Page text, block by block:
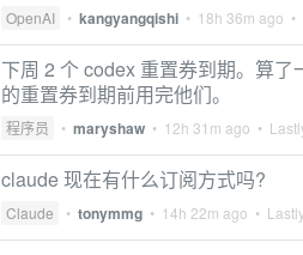
OpenAI • kangyangqishi • 18h 36m ago
下周 2 个 codex 重置券到期。算
的重置券到期前用完他们。
程序员 • maryshaw • 12h 31m ago •
claude 现在有什么订阅方式吗?
Claude • tonymmg • 14h 22m ago •